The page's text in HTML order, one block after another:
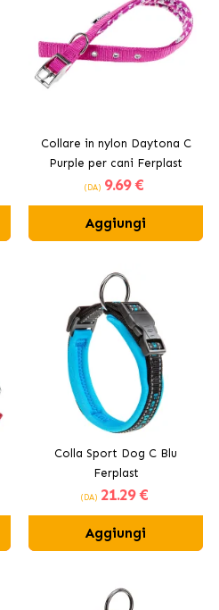
Collare in nylon Daytona C
Purple per cani Ferplast
(DA) 9.69 €
Aggiungi
Colla Sport Dog C Blu
Ferplast
(DA) 21.29 €
Aggiungi